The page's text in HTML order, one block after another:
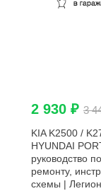
2 930 ₽ 3
KIA K2500 /
HYUNDAI
руководство
ремонту,
схемы |